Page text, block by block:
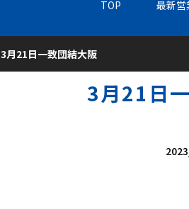
TOP 最新営
3月21日一致団結大阪
3月21日